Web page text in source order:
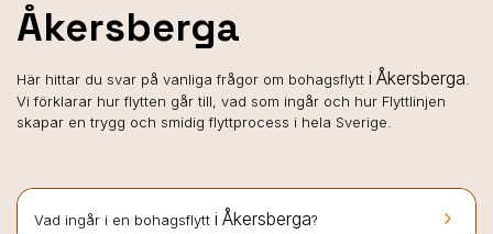
Åkersberga
Här hittar du svar på vanliga frågor om bohagsflytt i Åkersberga
Vi förklarar hur flytten går till, vad som ingår och hur Flyttlinjen
skapar en trygg och smidig flyttprocess i hela Sverige.
keyboard_arrow_right
Vad ingår i en bohagsflytt i Åkersberga?